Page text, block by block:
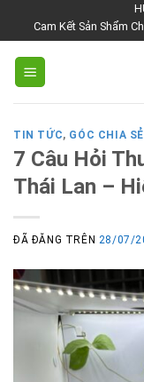
nội
dung
Kết Sản Shẩm Chính
TIN TỨC, GÓC CHIA SẺ
7 Câu Hỏi
Thái Lan –
ĐÃ ĐĂNG TRÊN 28/07/